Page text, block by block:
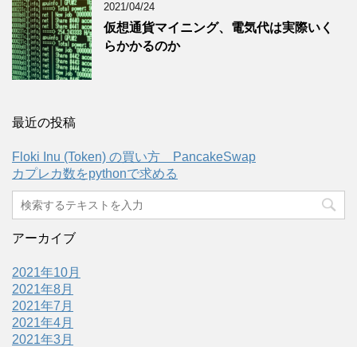
2021/04/24
仮想通貨マイニング、電気代は実際いく
らかかるのか
最近の投稿
Floki Inu (Token) の買い方 PancakeSwap
カプレカ数をpythonで求める
アーカイブ
2021年10月
2021年8月
2021年7月
2021年4月
2021年3月